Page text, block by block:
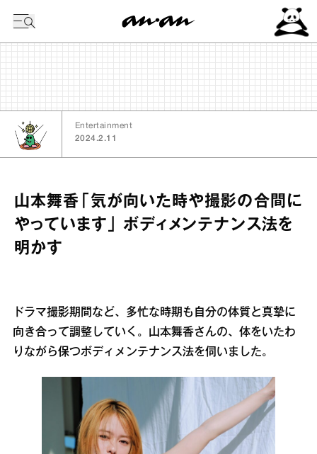
Entertainment
2024.2.11
山本舞香「気が向いた時や撮影の合間に
やっています」 ボディメンテナンス法を
明かす
ドラマ撮影期間など、多忙な時期も自分の体質と真摯に
向き合って調整していく。山本舞香さんの、体をいたわ
りながら保つボディメンテナンス法を伺いました。